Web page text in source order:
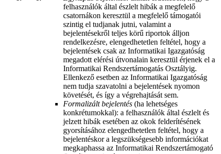
felhasználók által észlelt hibák a megfelelő
csatornákon keresztül a megfelelő támogatói
szintig el tudjanak jutni, valamint a
bejelentésekről teljes körű riportok álljon
rendelkezésre, elengedhetetlen feltétel, hogy a
bejelentések csak az Informatikai Igazgatóság
megadott elérési útvonalain keresztül érjenek el a
Informatikai Rendszertámogatás Osztályig.
Ellenkező esetben az Informatikai Igazgatóság
nem tudja szavatolni a bejelentések nyomon
követését, és így a végrehajtását sem.
Formalizált bejelentés (ha lehetséges
konkrétumokkal): a felhasználók által észlelt és
jelzett hibák esetében az okok felderítésének
gyorsításához elengedhetetlen feltétel, hogy a
bejelentéskor a legszükségesebb információkat
megkaphassa az Informatikai Rendszertámogató